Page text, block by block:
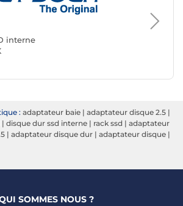
interne
Rack
: adaptateur baie | adaptateur disque 2.5 |
| disque dur ssd interne | rack ssd | adaptateur
| adaptateur disque dur | adaptateur disque |
SOMMES NOUS ?